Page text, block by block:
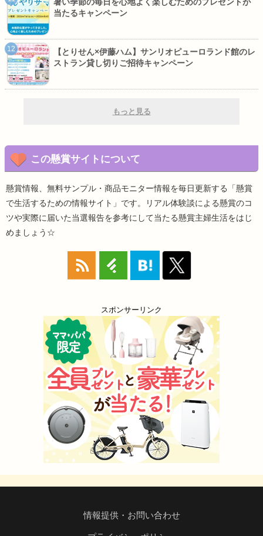
暑い季節の毎日を心地よく楽しむためのプレゼントが
当たるキャンペーン
【とりせん×伊藤ハム】サンリオピューロランド館のレ
ストラン貸し切りご招待キャンペーン
もっと見る
この懸賞サイトについて
懸賞情報、無料サンプル・商品モニター情報を毎日更新する「懸賞
で生活するための情報サイト」です。リアル体験談による懸賞のコ
ツや実際に届いた当選報告を参考にして当たる懸賞主婦生活をはじ
めましょう☆
スポンサーリンク
情報提供・お問い合わせ